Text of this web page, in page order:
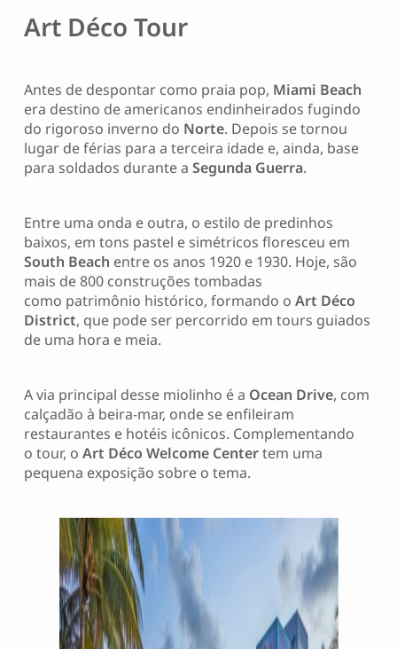
Art Déco Tour
Antes de despontar como praia pop, Miami Beach
era destino de americanos endinheirados fugindo
do rigoroso inverno do Norte. Depois se tornou
lugar de férias para a terceira idade e, ainda, base
para soldados durante a Segunda Guerra.
Entre uma onda e outra, o estilo de predinhos
baixos, em tons pastel e simétricos floresceu em
South Beach entre os anos 1920 e 1930. Hoje, são
mais de 800 construções tombadas
como patrimônio histórico, formando o Art Déco
District, que pode ser percorrido em tours guiados
de uma hora e meia.
A via principal desse miolinho é a Ocean Drive, com
calçadão à beira-mar, onde se enfileiram
restaurantes e hotéis icônicos. Complementando
o tour, o Art Déco Welcome Centertem uma
pequena exposição sobre o tema.